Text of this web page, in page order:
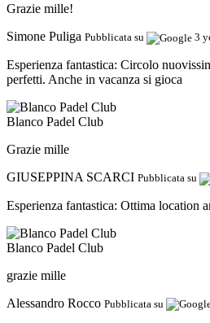
Grazie mille!
Simone Puliga Pubblicata su 3
Esperienza fantastica: Circolo
perfetti. Anche in vacanza si gioca
Blanco Padel Club
Grazie mille
GIUSEPPINA SCARCI Pubblicata su
Esperienza fantastica: Ottima location
Blanco Padel Club
grazie mille
Alessandro Rocco Pubblicata su